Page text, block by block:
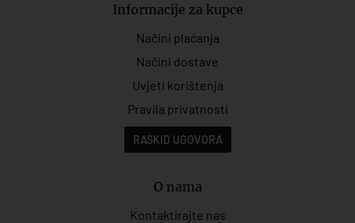
Informacije za kupce
Načini plaćanja
Načini dostave
Uvjeti korištenja
Pravila privatnosti
RASKID UGOVORA
O nama
Kontaktirajte nas